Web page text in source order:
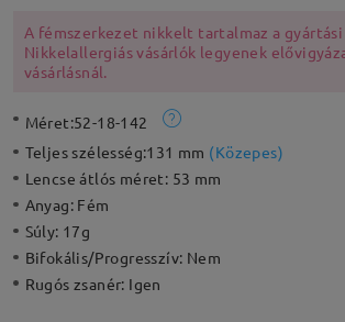
viselni. Klasszikus dizájnjával kötelező
A fémszerkezet nikkelt tartalmaz a
Nikkelallergiás vásárlók legyenek
vásárlásnál.
Méret:52-18-142
Teljes szélesség:131 mm (Közepes)
Lencse átlós méret: 53 mm
Anyag: Fém
Súly: 17g
Bifokális/Progresszív: Nem
Rugós zsanér: Igen